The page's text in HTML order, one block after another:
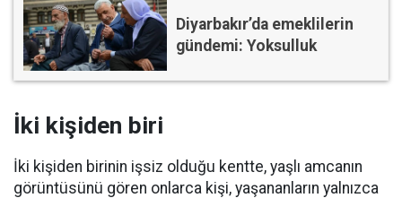
Diyarbakır’da emeklilerin
gündemi: Yoksulluk
İki kişiden biri
İki kişiden birinin işsiz olduğu kentte, yaşlı amcanın
görüntüsünü gören onlarca kişi, yaşananların yalnızca